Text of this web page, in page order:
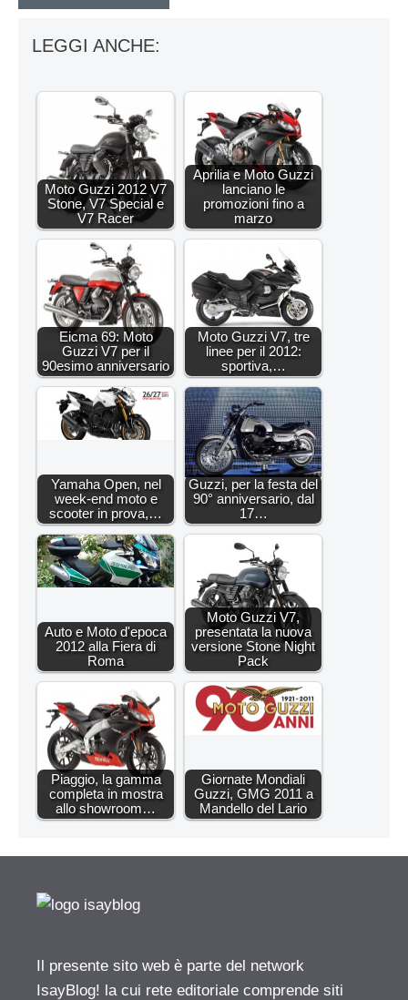
LEGGI ANCHE:
Moto Guzzi 2012 V7
Stone, V7 Special e
V7 Racer
Aprilia e Moto Guzzi
lanciano le
promozioni fino a
marzo
Eicma 69: Moto
Guzzi V7 per il
90esimo anniversario
Moto Guzzi V7, tre
linee per il 2012:
sportiva,…
Yamaha Open, nel
week-end moto e
scooter in prova,…
Guzzi, per la festa del
90° anniversario, dal
17…
Auto e Moto d'epoca
2012 alla Fiera di
Roma
Moto Guzzi V7,
presentata la nuova
versione Stone Night
Pack
Piaggio, la gamma
completa in mostra
allo showroom…
Giornate Mondiali
Guzzi, GMG 2011 a
Mandello del Lario
Il presente sito web è parte del network
IsayBlog! la cui rete editoriale comprende siti